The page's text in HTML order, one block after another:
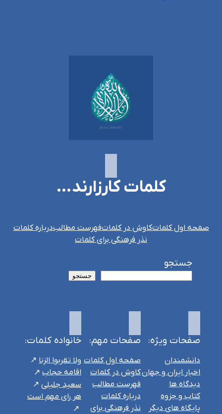
کلمات کارزارند…
صفحه اول کلماتکاوش در کلماتفهرست مطالبدرباره کلمات
نذر فرهنگی برای کلمات
جستجو
جستجو
صفحات ویژه:
دانشمندان
اخبار ایران و جهان
دیدگاه ها
کتاب و جزوه
پایگاه های دیگر
صفحات مهم:
صفحه اول کلمات
کاوش در کلمات
فهرست مطالب
درباره کلمات
نذر فرهنگی برای
خانواده کلمات:
ولا تقربوا الزنا
اقامه حجاب
سعید جلیلی
هر رای مهم است